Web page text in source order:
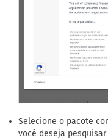
Selecione o pacote
você deseja